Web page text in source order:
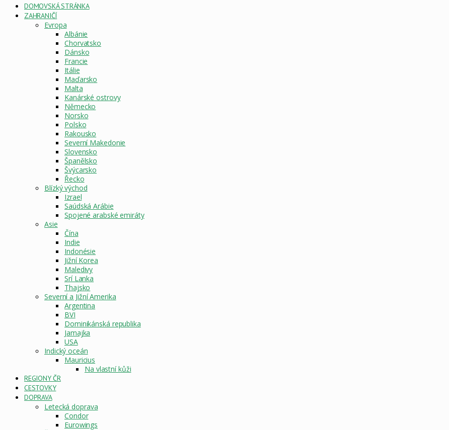
DOMOVSKÁ STRÁNKA
ZAHRANIČÍ
Evropa
Albánie
Chorvatsko
Dánsko
Francie
Itálie
Maďarsko
Malta
Kanárské ostrovy
Německo
Norsko
Polsko
Rakousko
Severní Makedonie
Slovensko
Španělsko
Švýcarsko
Řecko
Blízký východ
Izrael
Saúdská Arábie
Spojené arabské emiráty
Asie
Čína
Indie
Indonésie
Jižní Korea
Maledivy
Srí Lanka
Thajsko
Severní a Jižní Amerika
Argentina
BVI
Dominikánská republika
Jamajka
USA
Indický oceán
Mauricius
Na vlastní kůži
REGIONY ČR
CESTOVKY
DOPRAVA
Letecká doprava
Condor
Eurowings